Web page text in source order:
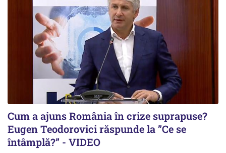
Cum a ajuns România în crize suprapuse?
Eugen Teodorovici răspunde la ”Ce se
întâmplă?” - VIDEO